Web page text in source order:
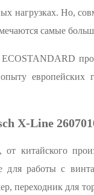
нагрузках. Но,
самые
европейских
X-Line
китайского
для работы с
переходник для